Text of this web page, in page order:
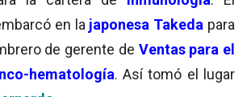
en la japonesa Takeda para
de gerente de Ventas para el
hematología. Así tomó el lugar